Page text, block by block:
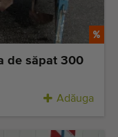
de săpat 300
Adăuga